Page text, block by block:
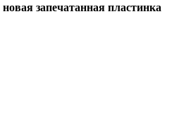
новая запечатанная пластинка